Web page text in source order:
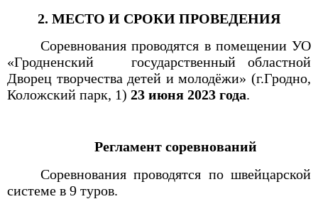
2. МЕСТО И СРОКИ ПРОВЕДЕНИЯ
Соревнования проводятся в помещении УО
«Гродненский
государственный областной
Дворец творчества детей и молодёжи» (г.Гродно,
Коложский парк, 1) 23 июня 2023 года.
Регламент соревнований
Соревнования проводятся по швейцарской
системе в 9 туров.